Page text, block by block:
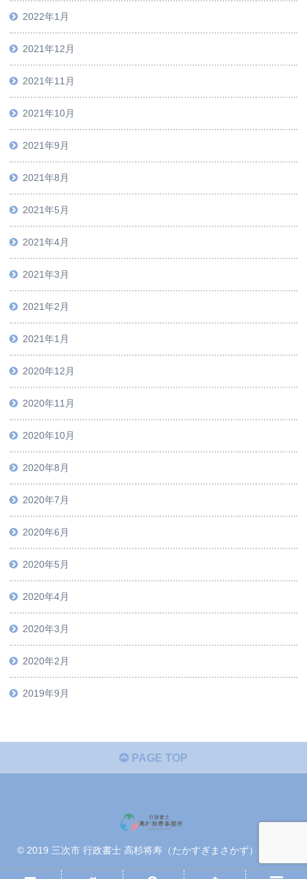
2022年1月
2021年12月
2021年11月
2021年10月
2021年9月
2021年8月
2021年5月
2021年4月
2021年3月
2021年2月
2021年1月
2020年12月
2020年11月
2020年10月
2020年8月
2020年7月
2020年6月
2020年5月
2020年4月
2020年3月
2020年2月
2019年9月
PAGE TOP
© 2019 三次市 行政書士 高杉将寿（たかすぎまさかず）事務所.